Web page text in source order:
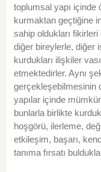
toplumsal yapı
kurmaktan geçtiğine
sahip oldukları
diğer bireylerle, diğer
kurdukları ilişkiler
etmektedirler. Aynı
gerçekleşebilmesinin
yapılar içinde
bunlarla birlikte
hoşgörü, ilerleme,
etkileşim, başarı,
tanıma fırsatı